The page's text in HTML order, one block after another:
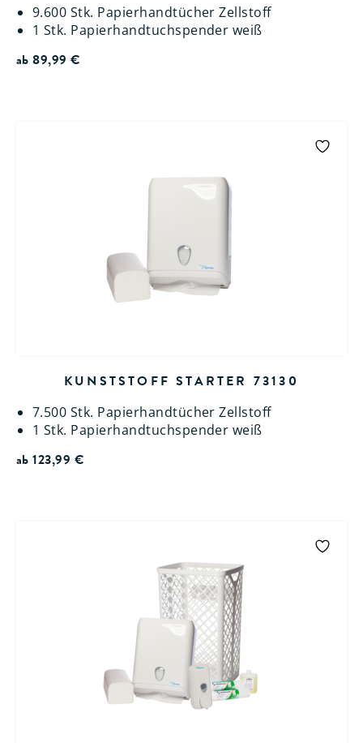
9.600 Stk. Papierhandtücher Zellstoff
1 Stk. Papierhandtuchspender weiß
ab89,99€
KUNSTSTOFF STARTER 73130
7.500 Stk. Papierhandtücher Zellstoff
1 Stk. Papierhandtuchspender weiß
ab123,99 €